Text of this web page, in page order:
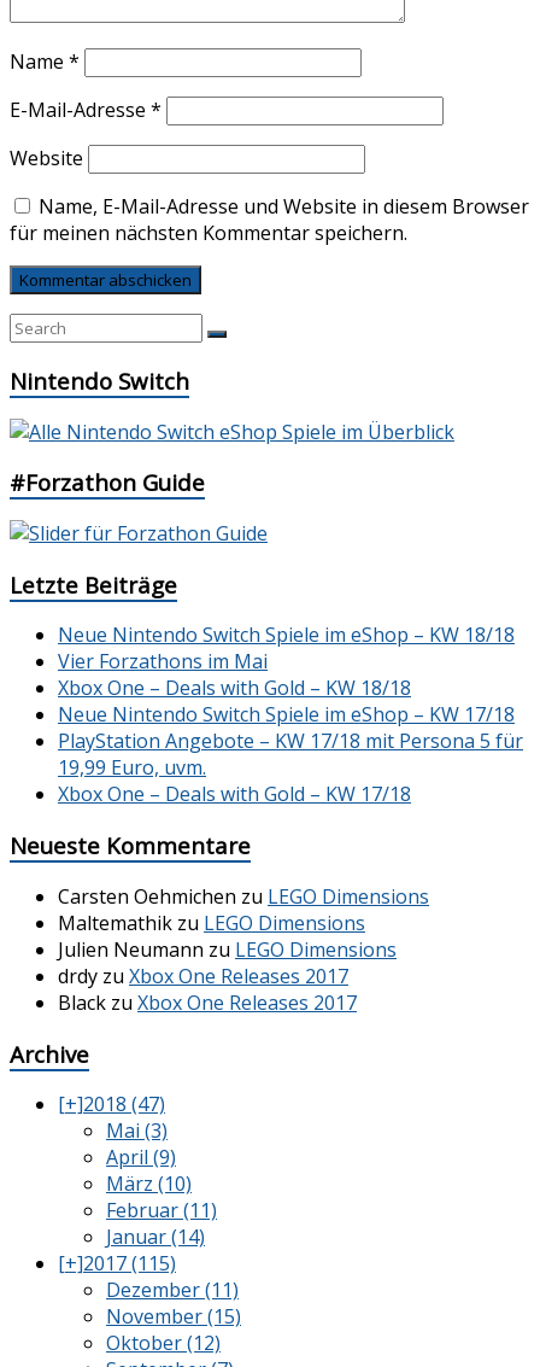
Name *
E-Mail-Adresse *
Website
Name, E-Mail-Adresse und Website in diesem Browser
für meinen nächsten Kommentar speichern.
Nintendo Switch
#Forzathon Guide
Letzte Beiträge
Neue Nintendo Switch Spiele im eShop – KW 18/18
Vier Forzathons im Mai
Xbox One – Deals with Gold – KW 18/18
Neue Nintendo Switch Spiele im eShop – KW 17/18
PlayStation Angebote – KW 17/18 mit Persona 5 für
19,99 Euro, uvm.
Xbox One – Deals with Gold – KW 17/18
Neueste Kommentare
Carsten Oehmichen zu LEGO Dimensions
Maltemathik zu LEGO Dimensions
Julien Neumann zu LEGO Dimensions
drdy zu Xbox One Releases 2017
Black zu Xbox One Releases 2017
Archive
[+]2018 (47)
Mai (3)
April (9)
März (10)
Februar (11)
Januar (14)
[+]2017 (115)
Dezember (11)
November (15)
Oktober (12)